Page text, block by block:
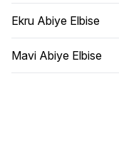
Ekru Abiye Elbise
Mavi Abiye Elbise